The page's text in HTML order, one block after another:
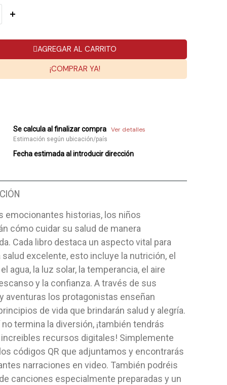
AGREGAR AL CARRITO
¡COMPRAR YA!
Se calcula al finalizar compra Ver detalles
Estimación según ubicación/país
Fecha estimada al introducir dirección
emocionantes historias, los niños
cómo cuidar su salud de manera
Cada libro destaca un aspecto vital para
excelente, esto incluye la nutrición, el
agua, la luz solar, la temperancia, el aire
y la confianza. A través de sus
aventuras los protagonistas enseñan
de vida que brindarán salud y alegría.
no termina la diversión, ¡también tendrás
recursos digitales! Simplemente
códigos QR que adjuntamos y encontrarás
narraciones en video. También podréis
canciones especialmente preparadas y un